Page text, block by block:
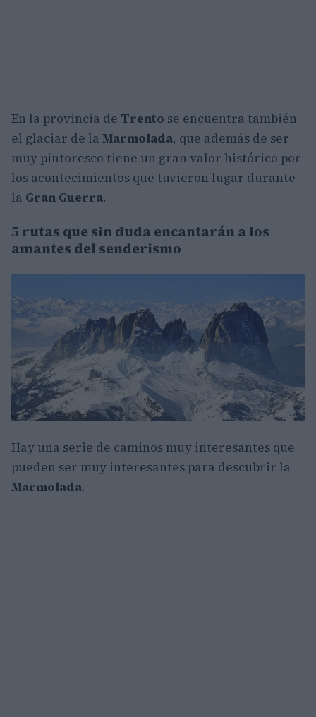
En la provincia de Trento se encuentra también
el glaciar de la Marmolada, que además de ser
muy pintoresco tiene un gran valor histórico por
los acontecimientos que tuvieron lugar durante
la Gran Guerra.
5 rutas que sin duda encantarán a los
amantes del senderismo
Hay una serie de caminos muy interesantes que
pueden ser muy interesantes para descubrir la
Marmolada.